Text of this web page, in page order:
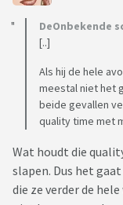
ongeduldig, steeds
krijg dan het gevoel
geïrriteerd. Dan
gaan.
Dit gaat trouwens
Maar ik begin echt
dan weet hoe het
weet niet hoe ik hier
DeOnbekende
[..]
Als hij de hele
meestal niet het
beide gevallen
quality time met
Wat houdt die
slapen. Dus het
die ze verder de